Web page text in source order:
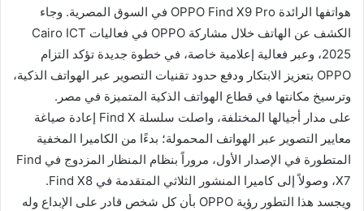
هواتفها الرائدة OPPO Find X9 Pro في السوق المصرية. وجاء
الكشف عن الهاتف خلال مشاركة OPPO في فعاليات Cairo ICT
2025، وعبر فعالية إعلامية خاصة، في خطوة جديدة تؤكد التزام
OPPO بتعزيز الابتكار ودفع حدود تقنيات التصوير عبر الهواتف الذكية،
وترسيخ مكانتها في قطاع الهواتف الذكية المتميزة في مصر.
على مدار أجيالها المختلفة، واصلت سلسلة Find X إعادة صياغة
معايير التصوير عبر الهواتف المحمولة؛ بدءًا من الكاميرا المخفية
المتطورة في الإصدار الأول، مروراً بنظام المنظار المزدوج في Find
X7، وصولاً إلى كاميرا المنشور الثلاثي المتقدمة في Find X8.
ويجسد هذا التطور رؤية OPPO بأن كل شخص قادر على الإبداع وله